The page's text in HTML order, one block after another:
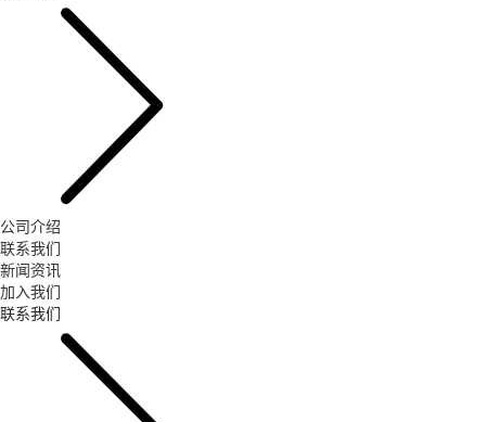
公司介绍
联系我们
新闻资讯
加入我们
联系我们